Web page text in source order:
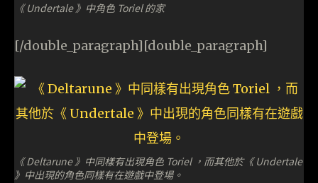
《 Undertale 》中角色 Toriel 的家
[/double_paragraph][double_paragraph]
《 Deltarune 》中同樣有出現角色 Toriel ，而其他於《 Undertale
》中出現的角色同樣有在遊戲中登場。